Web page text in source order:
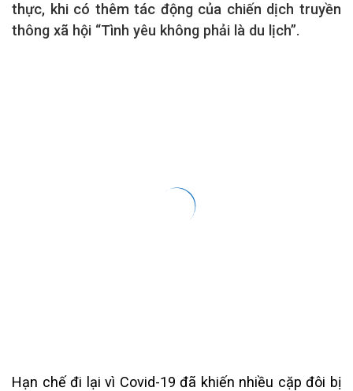
thực, khi có thêm tác động của chiến dịch truyền
thông xã hội “Tình yêu không phải là du lịch”.
Hạn chế đi lại vì Covid-19 đã khiến nhiều cặp đôi bị